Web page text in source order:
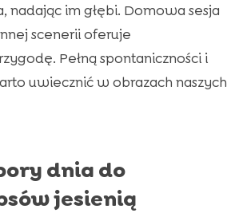
nadając im głębi. Domowa sesja
scenerii oferuje
Pełną spontaniczności i
uwiecznić w obrazach naszych
dnia do
jesienią